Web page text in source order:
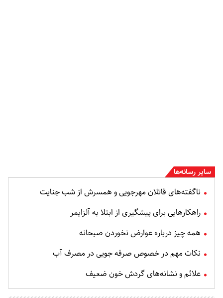
سایر رسانه‌ها
ناگفته‌های قاتلان مهرجویی و همسرش از شب جنایت
راهکارهایی برای پیشگیری از ابتلا به آلزایمر
همه چیز درباره عوارض نخوردن صبحانه
نکات مهم در خصوص صرفه جویی در مصرف آب
علائم و نشانه‌های گردش خون ضعیف